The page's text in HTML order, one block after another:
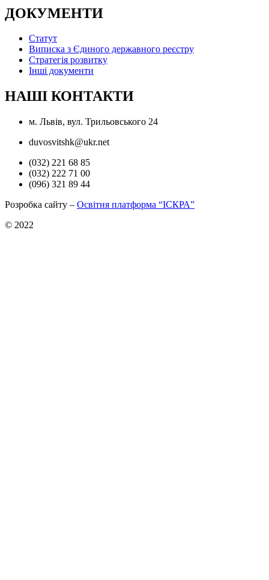
ДОКУМЕНТИ
Статут
Виписка з Єдиного державного реєстру
Стратегія розвитку
Інші документи
НАШІ КОНТАКТИ
м. Львів, вул. Трильовського 24
duvosvitshk@ukr.net
(032) 221 68 85
(032) 222 71 00
(096) 321 89 44
Розробка сайту – Освітня платформа “ІСКРА”
© 2022